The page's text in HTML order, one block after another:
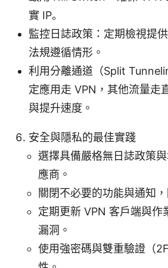
實 IP。
監控日誌政策：定期檢視提
法規遵循情形。
利用分離通道（Split
定應用走 VPN，其他流量走
與提升速度。
安全與隱私的最佳實踐
選擇具備嚴格無日誌政策
應商。
關閉不必要的功能與通知
定期更新 VPN 客戶端與作
漏洞。
使用強密碼與雙重驗證（